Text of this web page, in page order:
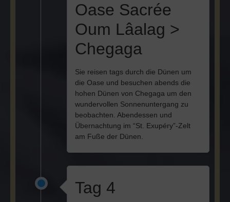
Oase Sacrée
Oum Lâalag >
Chegaga
Sie reisen tags durch die Dünen um
die Oase und besuchen abends die
hohen Dünen von Chegaga um den
wundervollen Sonnenuntergang zu
beobachten. Abendessen und
Übernachtung im “St. Exupéry”-Zelt
am Fuße der Dünen.
Tag 4